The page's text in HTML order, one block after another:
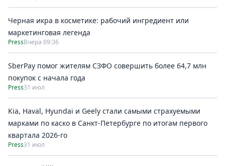
Черная икра в косметике: рабочий ингредиент или
маркетинговая легенда
PressВчера 09:36
SberPay помог жителям СЗФО совершить более 64,7 млн
покупок c начала года
Press31 июл
Kia, Haval, Hyundai и Geely стали самыми страхуемыми
марками по каско в Санкт-Петербурге по итогам первого
квартала 2026-го
Press31 июл